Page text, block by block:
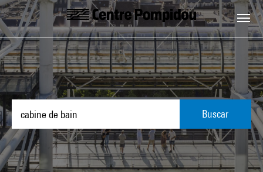
Skip to main content
Centre Pompidou
Buscar